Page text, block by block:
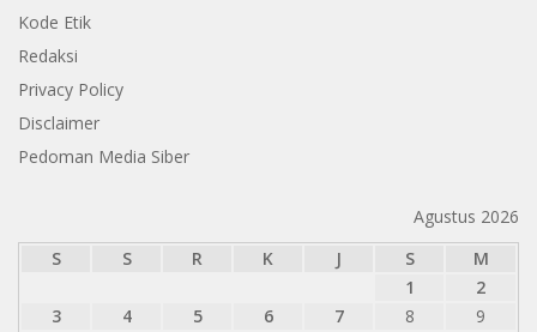
Kode Etik
Redaksi
Privacy Policy
Disclaimer
Pedoman Media Siber
Agustus 2026
S
S R K J S
M
1
2
3
4 5 6 7 8
9